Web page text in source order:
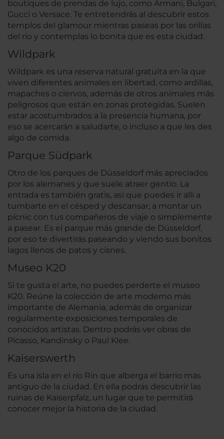
boutiques de prendas de lujo, como Armani, Bulgari,
Gucci o Versace. Te entretendrás al descubrir estos
templos del glamour mientras paseas por las orillas
del río y contemplas lo bonita que es esta ciudad.
Wildpark
Wildpark es una reserva natural gratuita en la que
viven diferentes animales en libertad, como ardillas,
mapaches o ciervos, además de otros animales más
peligrosos que están en zonas protegidas. Suelen
estar acostumbrados a la presencia humana, por
eso se acercarán a saludarte, o incluso a que les des
algo de comida.
Parque Südpark
Otro de los parques de Düsseldorf más apreciados
por los alemanes y que suele atraer gentío. La
entrada es también gratis, así que puedes ir allí a
tumbarte en el césped y descansar, a montar un
pícnic con tus compañeros de viaje o simplemente
a pasear. Es el parque más grande de Düsseldorf,
por eso te divertirás paseando y viendo sus bonitos
lagos llenos de patos y cisnes.
Museo K20
Si te gusta el arte, no puedes perderte el museo
K20. Reúne la colección de arte moderno más
importante de Alemania, además de organizar
regularmente exposiciones temporales de
conocidos artistas. Dentro podrás ver obras de
Picasso, Kandinsky o Paul Klee.
Kaiserswerth
Es una isla en el río Rin que alberga el barrio más
antiguo de la ciudad. En ella podrás descubrir las
ruinas de Kaiserpfalz, un lugar que te permitirá
conocer mejor la historia de la ciudad.